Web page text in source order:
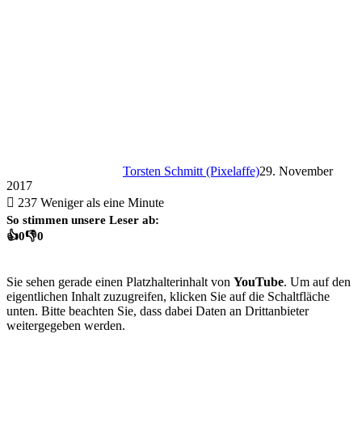
Torsten Schmitt (Pixelaffe)29. November
2017
237 Weniger als eine Minute
So stimmen unsere Leser ab:
👍0👎0
Sie sehen gerade einen Platzhalterinhalt von YouTube. Um auf den
eigentlichen Inhalt zuzugreifen, klicken Sie auf die Schaltfläche
unten. Bitte beachten Sie, dass dabei Daten an Drittanbieter
weitergegeben werden.